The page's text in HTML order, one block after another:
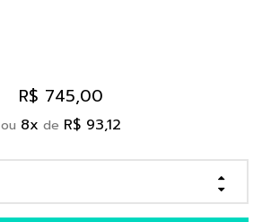
R$ 745,00
ou 8x de R$ 93,12